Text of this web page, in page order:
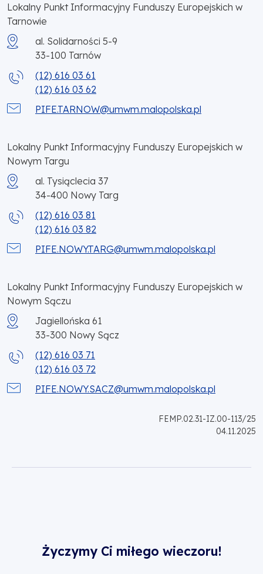
Lokalny Punkt Informacyjny Funduszy Europejskich w
Tarnowie
al. Solidarności 5-9
33-100 Tarnów
(12) 616 03 61
(12) 616 03 62
PIFE.TARNOW@umwm.malopolska.pl
Lokalny Punkt Informacyjny Funduszy Europejskich w
Nowym Targu
al. Tysiąclecia 37
34-400 Nowy Targ
(12) 616 03 81
(12) 616 03 82
PIFE.NOWY.TARG@umwm.malopolska.pl
Lokalny Punkt Informacyjny Funduszy Europejskich w
Nowym Sączu
Jagiellońska 61
33-300 Nowy Sącz
(12) 616 03 71
(12) 616 03 72
PIFE.NOWY.SACZ@umwm.malopolska.pl
FEMP.02.31-IZ.00-113/25
04.11.2025
Życzymy Ci miłego wieczoru!